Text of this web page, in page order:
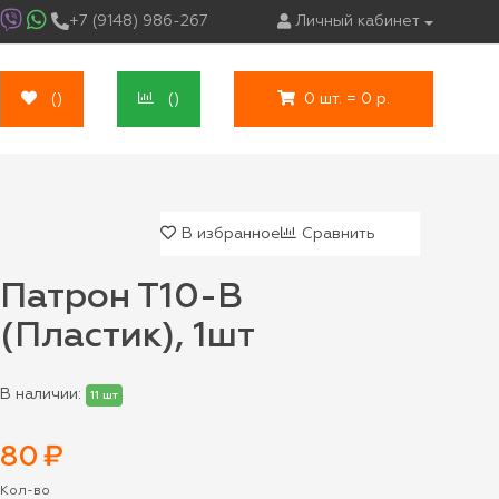
+7 (9148) 986-267 Личный кабинет
() () 0 шт. = 0 р.
В избранное Сравнить
Патрон Т10-В
(Пластик), 1шт
В наличии: 11 шт
80 ₽
Кол-во